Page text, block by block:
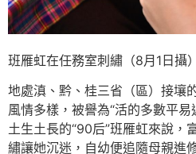
班雁虹在任務室刺繡（8月1日攝
地處滇、黔、桂三省（區）接壤
風情多樣，被譽為“活的多數平
土生土長的“90后”班雁虹來說，
繡讓她沉迷，自幼便追隨母親進